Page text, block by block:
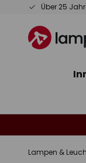
Über 25
Zum
springen
Lampen &